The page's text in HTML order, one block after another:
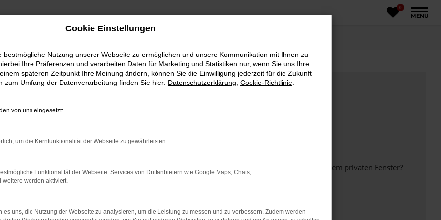
0
MENÜ
bestimmter Seiten verhindern. Funktioniert die Seite in einem anderen Browser oder in einem privaten Fenster?
beheben.
auf dem neuesten Stand sind.
kann auch dazu führen, dass bestimmte Funktionen nicht mehr unterstützt werden.
Cookie Einstellungen
bestmögliche Nutzung unserer Webseite zu ermöglichen und unsere Kommunikation mit Ihnen zu
Ihre Präferenzen und verarbeiten Daten für Marketing und Statistiken nur, wenn Sie uns Ihre
späteren Zeitpunkt Ihre Meinung ändern, können Sie die Einwilligung jederzeit für die Zukunft
zum Umfang der Datenverarbeitung finden Sie hier: Datenschutzerklärung Cookie-Richtlinie
von uns eingesetzt:
um die Kernfunktionalität der Webseite zu gewährleisten.
Funktionalität der Webseite. Services von Drittanbietern wie Google Maps, Chats,
weitere werden aktiviert.
es uns, die Nutzung der Webseite zu analysieren, um die Leistung zu messen und zu verbessern. Zudem werden